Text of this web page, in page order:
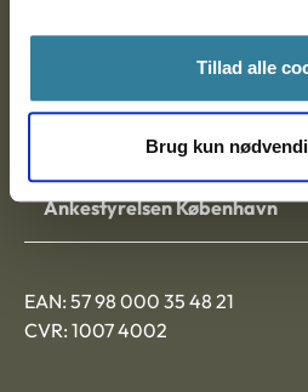
Tillad alle
Brug kun
9000 Aalborg
Ankestyrelsen Aalborg
Ankestyrelsen København
EAN: 57 98 000 35 48 21
CVR: 1007 4002